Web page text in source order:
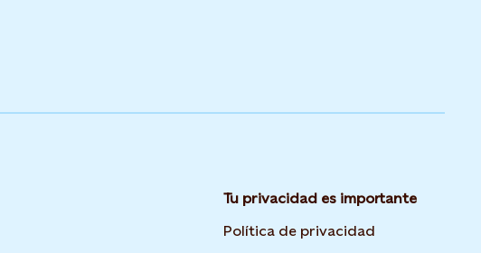
Tu privacidad es importante
Política de privacidad